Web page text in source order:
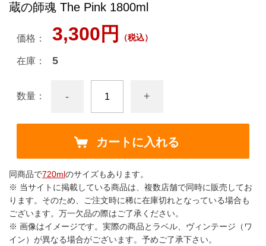
蔵の師魂 The Pink 1800ml
価格： 3,300円 （税込）
在庫： 5
数量： - +
カートに入れる
同商品で720mlのサイズもあります。
※ 当サイトに掲載している商品は、複数店舗で同時に販売してお
ります。そのため、ご注文時に稀に在庫切れとなっている場合も
ございます。万一欠品の際はご了承ください。
※ 画像はイメージです。実際の商品とラベル、ヴィンテージ（ワ
イン）が異なる場合がございます。予めご了承下さい。